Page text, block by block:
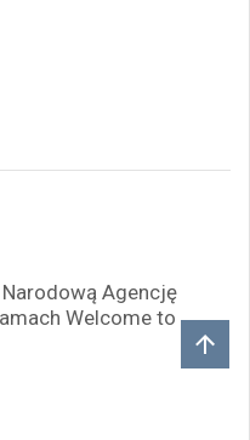
Agencję
Welcome to